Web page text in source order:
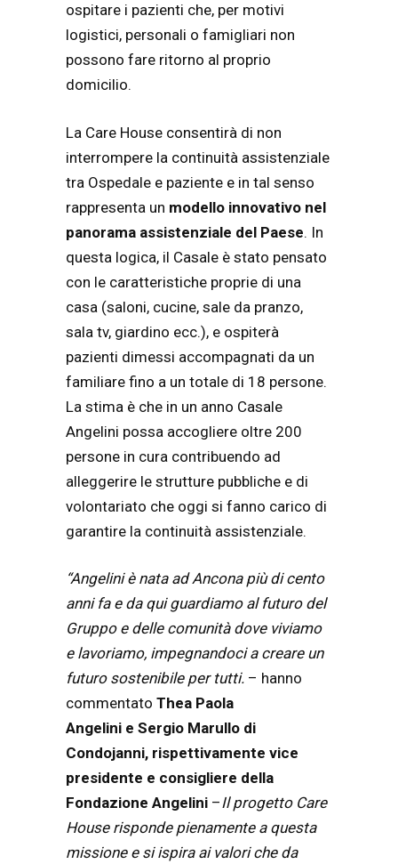
ospitare i pazienti che, per motivi
logistici, personali o famigliari non
possono fare ritorno al proprio
domicilio.
La Care House consentirà di non
interrompere la continuità assistenziale
tra Ospedale e paziente e in tal senso
rappresenta un modello innovativo nel
panorama assistenziale del Paese. In
questa logica, il Casale è stato pensato
con le caratteristiche proprie di una
casa (saloni, cucine, sale da pranzo,
sala tv, giardino ecc.), e ospiterà
pazienti dimessi accompagnati da un
familiare fino a un totale di 18 persone.
La stima è che in un anno Casale
Angelini possa accogliere oltre 200
persone in cura contribuendo ad
alleggerire le strutture pubbliche e di
volontariato che oggi si fanno carico di
garantire la continuità assistenziale.
“Angelini è nata ad Ancona più di cento
anni fa e da qui guardiamo al futuro del
Gruppo e delle comunità dove viviamo
e lavoriamo, impegnandoci a creare un
futuro sostenibile per tutti. – hanno
commentato Thea Paola
Angelini e Sergio Marullo di
Condojanni, rispettivamente vice
presidente e consigliere della
Fondazione Angelini –Il progetto Care
House risponde pienamente a questa
missione e si ispira ai valori che da